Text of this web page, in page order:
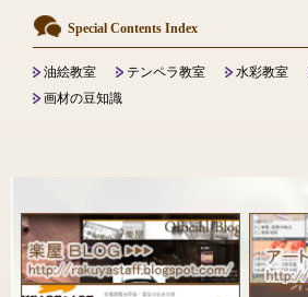
Special Contents Index
油絵教室 テンペラ教室 水彩教室
画材の豆知識